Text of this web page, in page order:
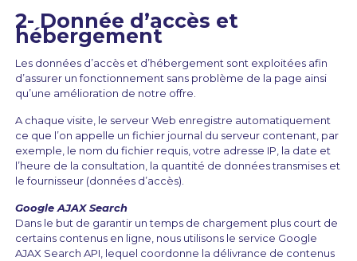
2- Donnée d’accès et
hébergement
Les données d’accès et d’hébergement sont exploitées afin
d’assurer un fonctionnement sans problème de la page ainsi
qu’une amélioration de notre offre.
A chaque visite, le serveur Web enregistre automatiquement
ce que l’on appelle un fichier journal du serveur contenant, par
exemple, le nom du fichier requis, votre adresse IP, la date et
l’heure de la consultation, la quantité de données transmises et
le fournisseur (données d’accès).
Google AJAX Search
Dans le but de garantir un temps de chargement plus court de
certains contenus en ligne, nous utilisons le service Google
AJAX Search API, lequel coordonne la délivrance de contenus